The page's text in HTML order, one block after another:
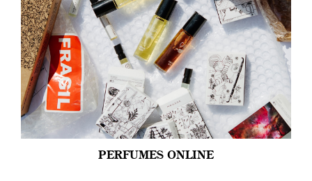
PERFUMES ONLINE